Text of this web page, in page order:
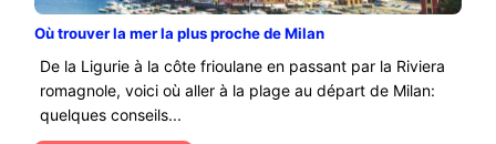
Où trouver la mer la plus proche de Milan
De la Ligurie à la côte frioulane en passant par la Riviera
romagnole, voici où aller à la plage au départ de Milan:
quelques conseils...